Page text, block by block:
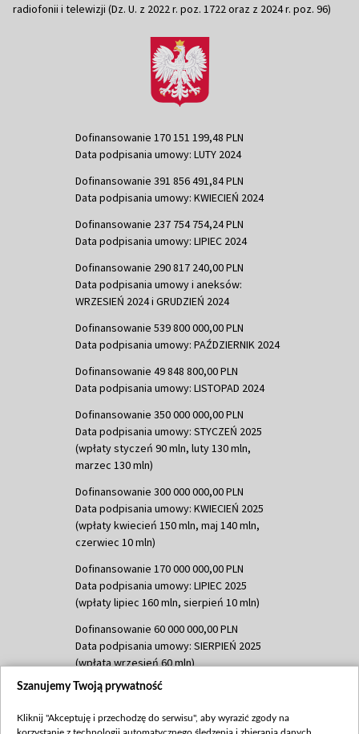
radiofonii i telewizji (Dz. U. z 2022 r. poz. 1722 oraz z 2024 r. poz. 96)
Dofinansowanie 170 151 199,48 PLN
Data podpisania umowy: LUTY 2024
Dofinansowanie 391 856 491,84 PLN
Data podpisania umowy: KWIECIEŃ 2024
Dofinansowanie 237 754 754,24 PLN
Data podpisania umowy: LIPIEC 2024
Dofinansowanie 290 817 240,00 PLN
Data podpisania umowy i aneksów:
WRZESIEŃ 2024 i GRUDZIEŃ 2024
Dofinansowanie 539 800 000,00 PLN
Data podpisania umowy: PAŹDZIERNIK 2024
Dofinansowanie 49 848 800,00 PLN
Data podpisania umowy: LISTOPAD 2024
Dofinansowanie 350 000 000,00 PLN
Data podpisania umowy: STYCZEŃ 2025
(wpłaty styczeń 90 mln, luty 130 mln,
marzec 130 mln)
Dofinansowanie 300 000 000,00 PLN
Data podpisania umowy: KWIECIEŃ 2025
(wpłaty kwiecień 150 mln, maj 140 mln,
czerwiec 10 mln)
Dofinansowanie 170 000 000,00 PLN
Data podpisania umowy: LIPIEC 2025
(wpłaty lipiec 160 mln, sierpień 10 mln)
Dofinansowanie 60 000 000,00 PLN
Data podpisania umowy: SIERPIEŃ 2025
(wpłata wrzesień 60 mln)
Dofinansowanie 635 783 051,21 PLN
(wpłata wrzesień 100 mln, październik 350
Szanujemy Twoją prywatność
Kliknij "Akceptuję i przechodzę do serwisu", aby wyrazić zgody na